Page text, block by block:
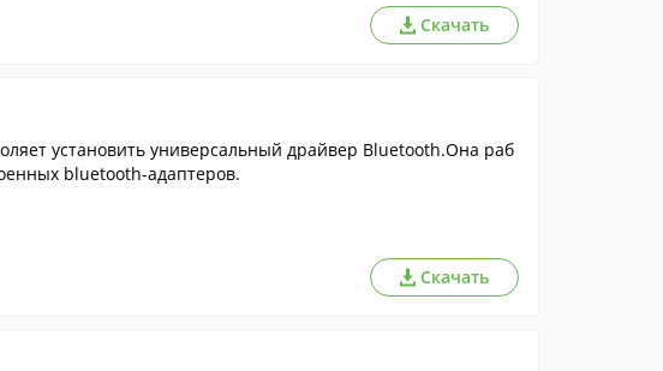
Скачать
установить универсальный драйвер Bluetooth.Она раб
bluetooth-адаптеров.
Скачать